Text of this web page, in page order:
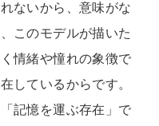
ないから、意味がな
このモデルが描いた
情緒や憧れの象徴で
しているからです。
記憶を運ぶ存在」で